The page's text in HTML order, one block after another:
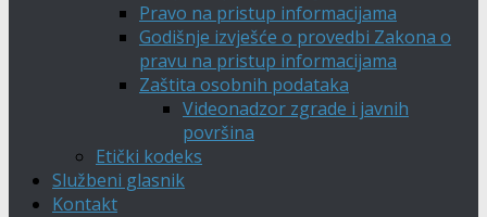
Pravo na pristup informacijama
Godišnje izvješće o provedbi Zakona o
pravu na pristup informacijama
Zaštita osobnih podataka
Videonadzor zgrade i javnih
površina
Etički kodeks
Službeni glasnik
Kontakt